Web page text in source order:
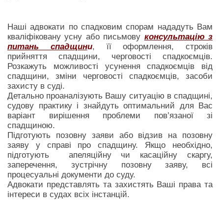
Наші адвокати по спадковим спорам нададуть Вам
кваліфіковану усну або письмову консультацію з
питань спадщини, її оформлення, строків
прийняття спадщини, черговості спадкоємців.
Розкажуть можливості усунення спадкоємців від
спадщини, зміни черговості спадкоємців, засоби
захисту в суді.
Детально проаналізують Вашу ситуацію в спадщині,
судову практику і знайдуть оптимальний для Вас
варіант вирішення проблеми пов’язаної зі
спадщиною.
Підготують позовну заяви або відзив на позовну
заяву у справі про спадщину. Якщо необхідно,
підготують апеляційну чи касаційну скаргу,
заперечення, зустрічну позовну заяву, всі
процесуальні документи до суду.
Адвокати представлять та захистять Ваші права та
інтереси в судах всіх інстанцій.